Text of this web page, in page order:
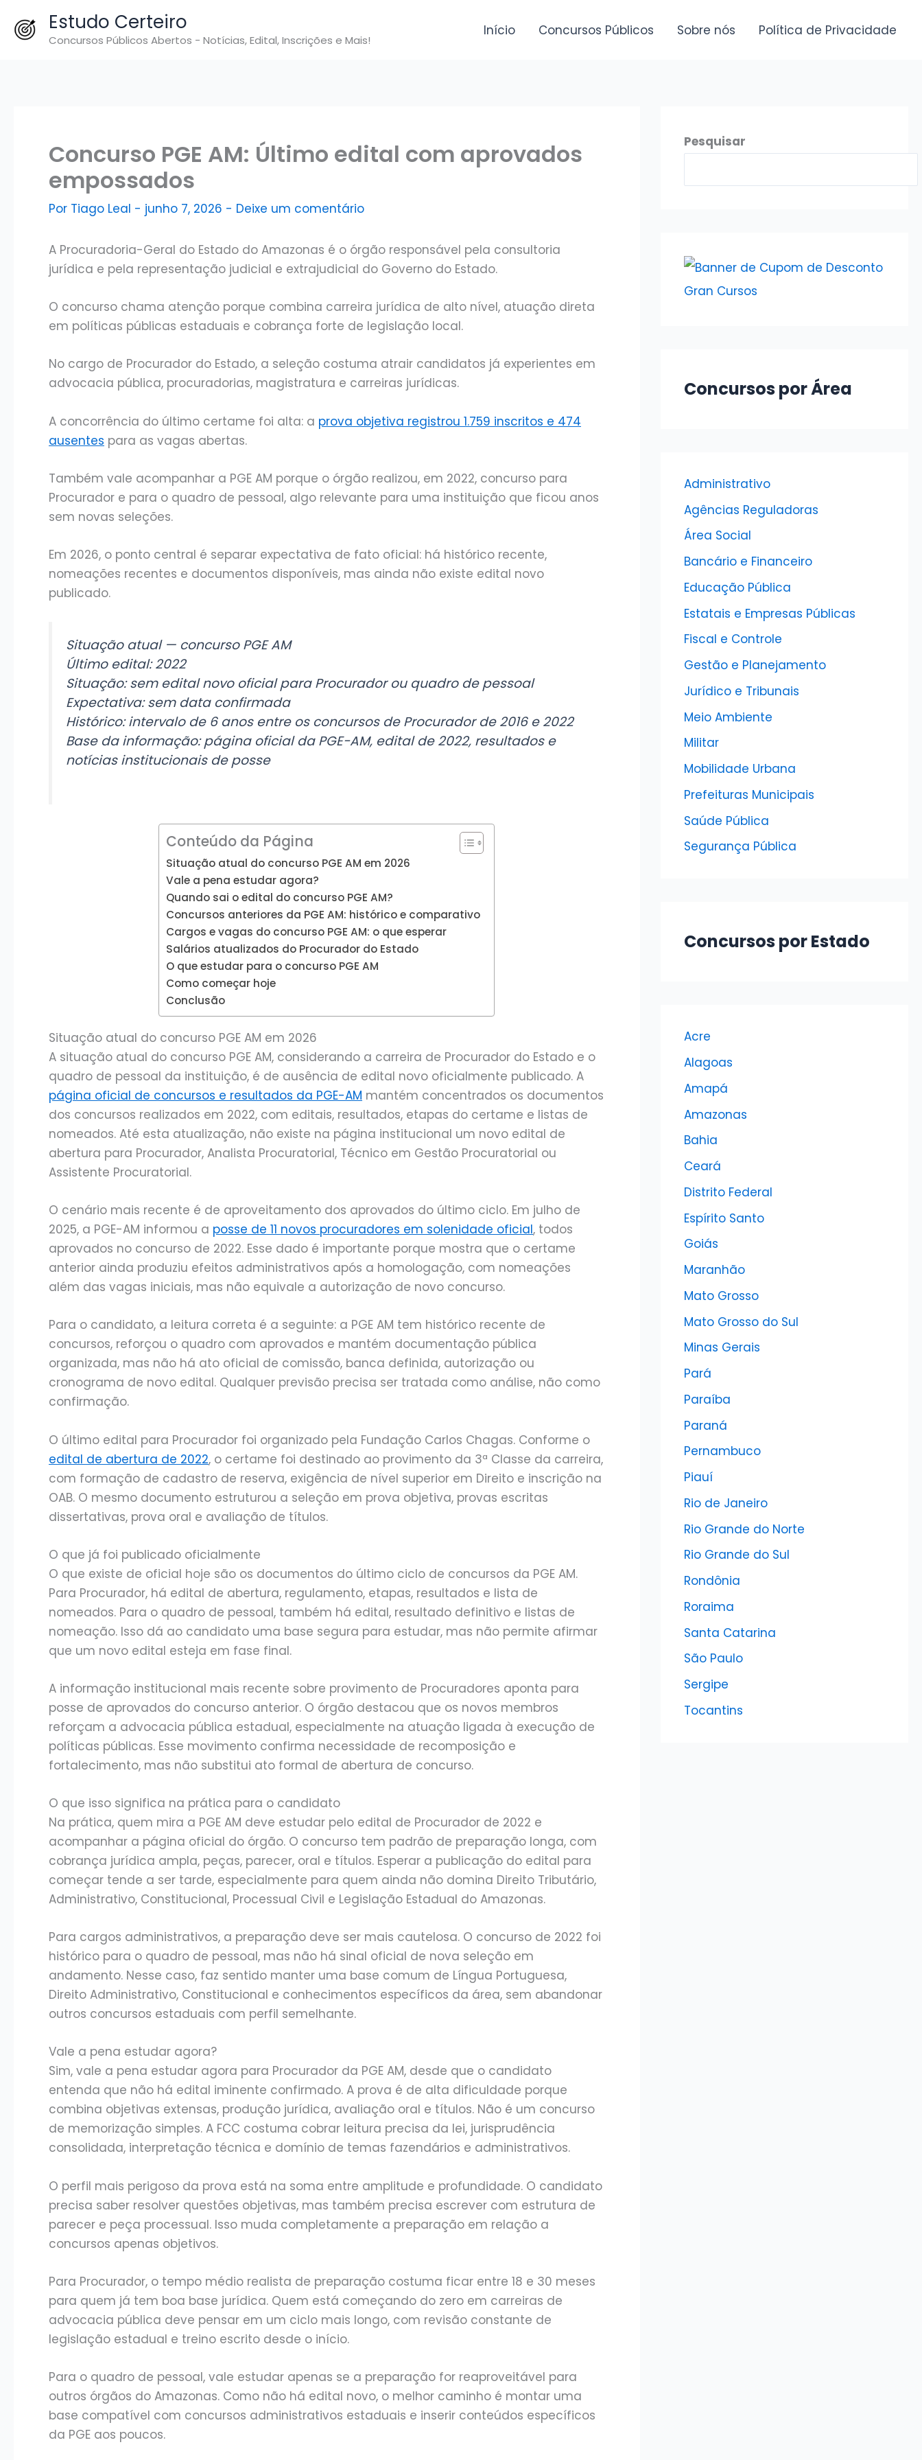
para
Estudo Certeiro
Concursos Públicos Abertos - Notícias, Edital, Inscrições e Mais!
Início Concursos Públicos Sobre nós Política de Privacidade
Concurso PGE AM: Último edital com aprovados
empossados
Por Tiago Leal - junho 7, 2026 - Deixe um comentário
A Procuradoria-Geral do Estado do Amazonas é o órgão responsável pela consultoria
jurídica e pela representação judicial e extrajudicial do Governo do Estado.
O concurso chama atenção porque combina carreira jurídica de alto nível, atuação direta
em políticas públicas estaduais e cobrança forte de legislação local.
No cargo de Procurador do Estado, a seleção costuma atrair candidatos já experientes em
advocacia pública, procuradorias, magistratura e carreiras jurídicas.
A concorrência do último certame foi alta: a prova objetiva registrou 1.759 inscritos e 474
ausentes para as vagas abertas.
Também vale acompanhar a PGE AM porque o órgão realizou, em 2022, concurso para
Procurador e para o quadro de pessoal, algo relevante para uma instituição que ficou anos
sem novas seleções.
Em 2026, o ponto central é separar expectativa de fato oficial: há histórico recente,
nomeações recentes e documentos disponíveis, mas ainda não existe edital novo
publicado.
Situação atual — concurso PGE AM
Último edital: 2022
Situação: sem edital novo oficial para Procurador ou quadro de pessoal
Expectativa: sem data confirmada
Histórico: intervalo de 6 anos entre os concursos de Procurador de 2016 e 2022
Base da informação: página oficial da PGE-AM, edital de 2022, resultados e
notícias institucionais de posse
Conteúdo da Página
Situação atual do concurso PGE AM em 2026
Vale a pena estudar agora?
Quando sai o edital do concurso PGE AM?
Concursos anteriores da PGE AM: histórico e comparativo
Cargos e vagas do concurso PGE AM: o que esperar
Salários atualizados do Procurador do Estado
O que estudar para o concurso PGE AM
Como começar hoje
Conclusão
Situação atual do concurso PGE AM em 2026
A situação atual do concurso PGE AM, considerando a carreira de Procurador do Estado e o
quadro de pessoal da instituição, é de ausência de edital novo oficialmente publicado. A
página oficial de concursos e resultados da PGE-AM mantém concentrados os documentos
dos concursos realizados em 2022, com editais, resultados, etapas do certame e listas de
nomeados. Até esta atualização, não existe na página institucional um novo edital de
abertura para Procurador, Analista Procuratorial, Técnico em Gestão Procuratorial ou
Assistente Procuratorial.
O cenário mais recente é de aproveitamento dos aprovados do último ciclo. Em julho de
2025, a PGE-AM informou a posse de 11 novos procuradores em solenidade oficial, todos
aprovados no concurso de 2022. Esse dado é importante porque mostra que o certame
anterior ainda produziu efeitos administrativos após a homologação, com nomeações
além das vagas iniciais, mas não equivale a autorização de novo concurso.
Para o candidato, a leitura correta é a seguinte: a PGE AM tem histórico recente de
concursos, reforçou o quadro com aprovados e mantém documentação pública
organizada, mas não há ato oficial de comissão, banca definida, autorização ou
cronograma de novo edital. Qualquer previsão precisa ser tratada como análise, não como
confirmação.
O último edital para Procurador foi organizado pela Fundação Carlos Chagas. Conforme o
edital de abertura de 2022, o certame foi destinado ao provimento da 3ª Classe da carreira,
com formação de cadastro de reserva, exigência de nível superior em Direito e inscrição na
OAB. O mesmo documento estruturou a seleção em prova objetiva, provas escritas
dissertativas, prova oral e avaliação de títulos.
O que já foi publicado oficialmente
O que existe de oficial hoje são os documentos do último ciclo de concursos da PGE AM.
Para Procurador, há edital de abertura, regulamento, etapas, resultados e lista de
nomeados. Para o quadro de pessoal, também há edital, resultado definitivo e listas de
nomeação. Isso dá ao candidato uma base segura para estudar, mas não permite afirmar
que um novo edital esteja em fase final.
A informação institucional mais recente sobre provimento de Procuradores aponta para
posse de aprovados do concurso anterior. O órgão destacou que os novos membros
reforçam a advocacia pública estadual, especialmente na atuação ligada à execução de
políticas públicas. Esse movimento confirma necessidade de recomposição e
fortalecimento, mas não substitui ato formal de abertura de concurso.
O que isso significa na prática para o candidato
Na prática, quem mira a PGE AM deve estudar pelo edital de Procurador de 2022 e
acompanhar a página oficial do órgão. O concurso tem padrão de preparação longa, com
cobrança jurídica ampla, peças, parecer, oral e títulos. Esperar a publicação do edital para
começar tende a ser tarde, especialmente para quem ainda não domina Direito Tributário,
Administrativo, Constitucional, Processual Civil e Legislação Estadual do Amazonas.
Para cargos administrativos, a preparação deve ser mais cautelosa. O concurso de 2022 foi
histórico para o quadro de pessoal, mas não há sinal oficial de nova seleção em
andamento. Nesse caso, faz sentido manter uma base comum de Língua Portuguesa,
Direito Administrativo, Constitucional e conhecimentos específicos da área, sem abandonar
outros concursos estaduais com perfil semelhante.
Vale a pena estudar agora?
Sim, vale a pena estudar agora para Procurador da PGE AM, desde que o candidato
entenda que não há edital iminente confirmado. A prova é de alta dificuldade porque
combina objetivas extensas, produção jurídica, avaliação oral e títulos. Não é um concurso
de memorização simples. A FCC costuma cobrar leitura precisa da lei, jurisprudência
consolidada, interpretação técnica e domínio de temas fazendários e administrativos.
O perfil mais perigoso da prova está na soma entre amplitude e profundidade. O candidato
precisa saber resolver questões objetivas, mas também precisa escrever com estrutura de
parecer e peça processual. Isso muda completamente a preparação em relação a
concursos apenas objetivos.
Para Procurador, o tempo médio realista de preparação costuma ficar entre 18 e 30 meses
para quem já tem boa base jurídica. Quem está começando do zero em carreiras de
advocacia pública deve pensar em um ciclo mais longo, com revisão constante de
legislação estadual e treino escrito desde o início.
Para o quadro de pessoal, vale estudar apenas se a preparação for reaproveitável para
outros órgãos do Amazonas. Como não há edital novo, o melhor caminho é montar uma
base compatível com concursos administrativos estaduais e inserir conteúdos específicos
da PGE aos poucos.
Pesquisar
Concursos por Área
Administrativo
Agências Reguladoras
Área Social
Bancário e Financeiro
Educação Pública
Estatais e Empresas Públicas
Fiscal e Controle
Gestão e Planejamento
Jurídico e Tribunais
Meio Ambiente
Militar
Mobilidade Urbana
Prefeituras Municipais
Saúde Pública
Segurança Pública
Concursos por Estado
Acre
Alagoas
Amapá
Amazonas
Bahia
Ceará
Distrito Federal
Espírito Santo
Goiás
Maranhão
Mato Grosso
Mato Grosso do Sul
Minas Gerais
Pará
Paraíba
Paraná
Pernambuco
Piauí
Rio de Janeiro
Rio Grande do Norte
Rio Grande do Sul
Rondônia
Roraima
Santa Catarina
São Paulo
Sergipe
Tocantins